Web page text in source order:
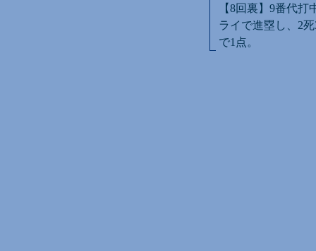
【8回裏】9番代
ライで進塁し、2
で1点。